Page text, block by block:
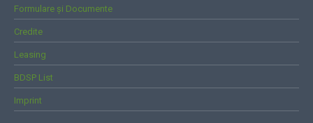
Formulare și Documente
Credite
Leasing
BDSP List
Imprint